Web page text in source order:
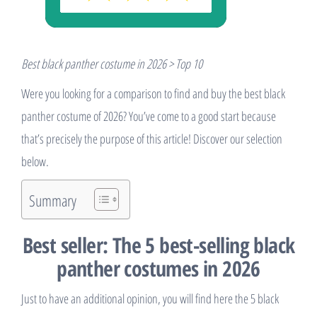
Best black panther costume in 2026 > Top 10
Were you looking for a comparison to find and buy the best black
panther costume of 2026? You’ve come to a good start because
that’s precisely the purpose of this article! Discover our selection
below.
Summary
Best seller: The 5 best-selling black
panther costumes in 2026
Just to have an additional opinion, you will find here the 5 black